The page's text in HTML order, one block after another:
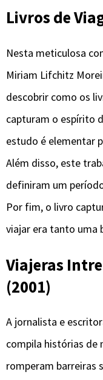
Livros de
Nesta meticulosa
Miriam Lifchitz
descobrir como os
capturam o espírito
estudo é elementar
Além disso, este
definiram um
Por fim, o livro
viajar era tanto uma
Viajeras
(2001)
A jornalista e
compila histórias de
romperam barreiras